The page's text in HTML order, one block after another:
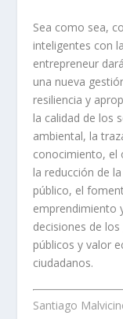
Sea como sea,
inteligentes con
entrepreneur
una nueva
resiliencia y
la calidad de los
ambiental, la
conocimiento, el
la reducción de
público, el
emprendimiento
decisiones de
públicos y valor
ciudadanos.
Santiago